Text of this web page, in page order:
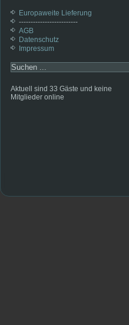
Europaweite Lieferung
-------------------------
AGB
Datenschutz
Impressum
Aktuell sind 33 Gäste und keine
Mitglieder online